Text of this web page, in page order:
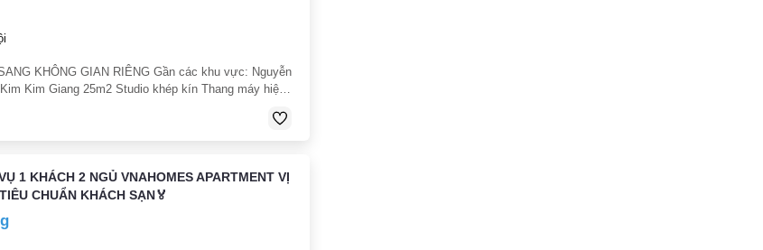
KHÔNG GIAN RIÊNG Gần các khu vực: Nguyễn
Kim Giang 25m2 Studio khép kín Thang máy hiện
1 KHÁCH 2 NGỦ VNAHOMES APARTMENT VỊ
CHUẨN KHÁCH SẠN🏅